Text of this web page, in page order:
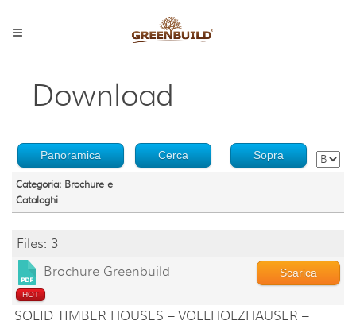
Download
Panoramica Cerca Sopra
Categoria: Brochure e
Cataloghi
Files: 3
Brochure Greenbuild
HOT
Scarica
SOLID TIMBER HOUSES – VOLLHOLZHAUSER –